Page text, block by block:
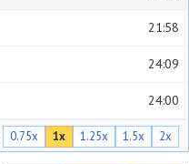
21:58
24:09
24:00
27:16
0.75x 1x 1.25x 1.5x 2x